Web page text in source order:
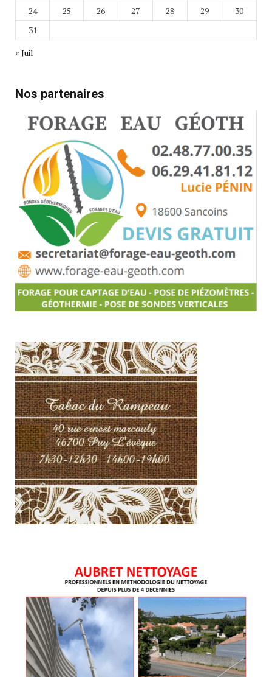
24
25 26 27 28 29
30
31
« Juil
Nos partenaires